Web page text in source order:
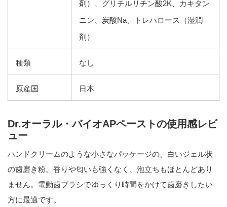
剤）、グリチルリチン酸2K、カキタン
ニン、炭酸Na、トレハロース（湿潤
剤）
種類 なし
原産国 日本
Dr.オーラル・バイオAPペーストの使用感レビ
ュー
ハンドクリームのような小さなパッケージの、白いジェル状
の歯磨き粉。香りや匂いも強くなく、泡立ちもほとんどあり
ません。電動歯ブラシでゆっくり時間をかけて歯磨きしたい
方に最適です。